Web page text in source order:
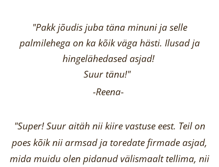
"Pakk jõudis juba täna minuni ja selle
palmilehega on ka kõik väga hästi. Ilusad ja
hingelähedased asjad!
Suur tänu!"
-Reena-
"Super! Suur aitäh nii kiire vastuse eest. Teil on
poes kõik nii armsad ja toredate firmade asjad,
mida muidu olen pidanud välismaalt tellima, nii